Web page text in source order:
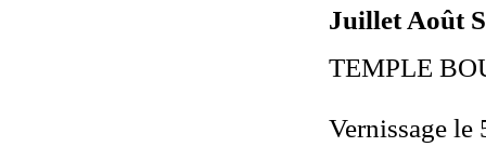
Juillet Août
TEMPLE
Vernissage